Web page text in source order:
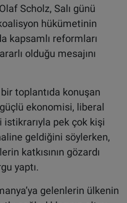
Scholz, Salı günü
hükümetinin
kapsamlı reformları
olduğu mesajını
toplantıda konuşan
güçlü ekonomisi, liberal
pek çok kişi
geldiğini söylerken,
katkısının gözardı
yaptı.
gelenlerin ülkenin